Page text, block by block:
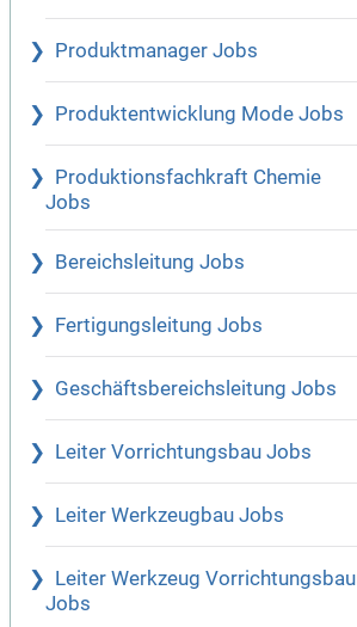
Produktmanager Jobs
Produktentwicklung Mode Jobs
Produktionsfachkraft Chemie
Jobs
Bereichsleitung Jobs
Fertigungsleitung Jobs
Geschäftsbereichsleitung Jobs
Leiter Vorrichtungsbau Jobs
Leiter Werkzeugbau Jobs
Leiter Werkzeug Vorrichtungsbau
Jobs